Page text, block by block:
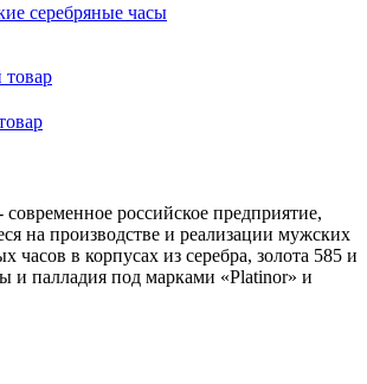
серебряные часы
российское предприятие,
на производстве и реализации мужских
часов в корпусах из серебра, золота 585 и
и палладия под марками «Platinor» и